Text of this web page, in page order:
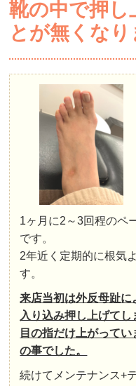
靴の中で押し
とが無くなり
1ヶ月に2～3回程のペ
です。
2年近く定期的に根気
す。
来店当初は外反母趾
入り込み押し上げて
目の指だけ上がって
の事でした。
続けてメンテナンス+